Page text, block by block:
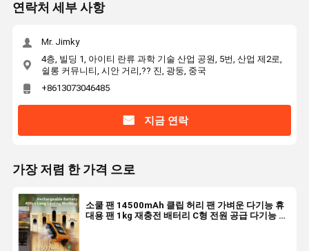
연락처 세부 사항
Mr. Jimky
4층, 빌딩 1, 아이티 란류 과학 기술 산업 공원, 5번, 산업 제2로,
쉴롱 커뮤니티, 시안 거리,?? 진, 광둥, 중국
+8613073046485
지금 연락
가장 저렴 한 가격 으로
소쿨 팬 14500mAh 클립 허리 팬 가벼운 다기능 휴
대용 팬 1kg 재충전 배터리 C형 전원 공급 다기능 환